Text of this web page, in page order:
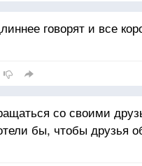
говорят и все
со своими
бы, чтобы друзья